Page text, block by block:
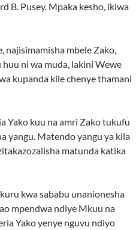
B. Pusey. Mpaka kesho, ikiwa
najisimamisha mbele Zako,
ni wa muda, lakini Wewe
kupanda kile chenye thamani
Yako kuu na amri Zako tukufu
yangu. Matendo yangu ya kila
matunda katika
kwa sababu unanionesha
mpendwa ndiye Mkuu na
Yako yenye nguvu ndiyo